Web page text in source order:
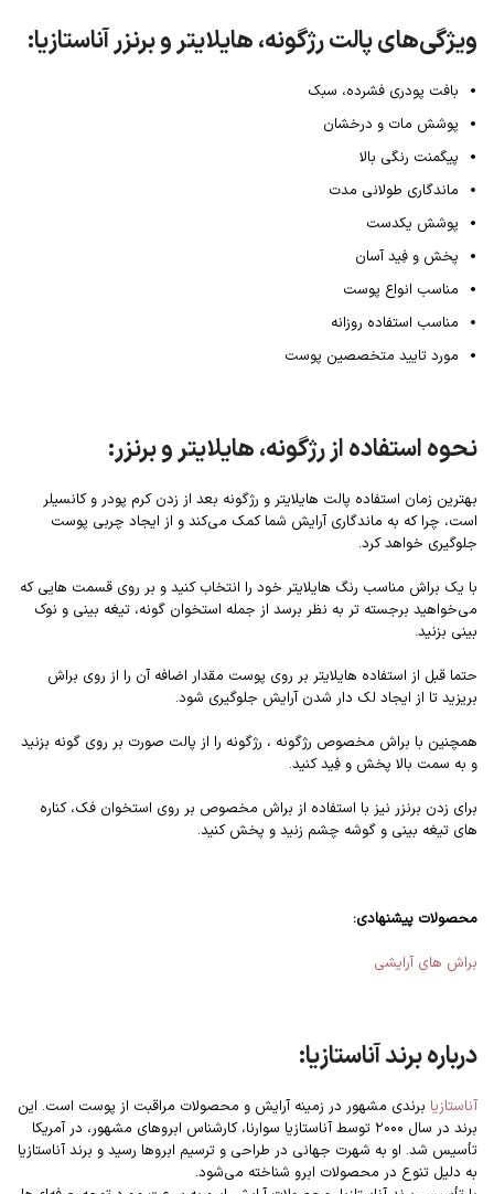
ویژگی‌های پالت رژگونه، هایلایتر و برنزر آناستازیا:
بافت پودری فشرده، سبک
پوشش مات و درخشان
پیگمنت رنگی بالا
ماندگاری طولانی مدت
پوشش یکدست
پخش و فِید آسان
مناسب انواع پوست
مناسب استفاده روزانه
مورد تایید متخصصین پوست
نحوه استفاده از رژگونه، هایلایتر و برنزر:
بهترین زمان استفاده پالت هایلایتر و رژگونه بعد از زدن کرم پودر و کانسیلر
است، چرا که به ماندگاری آرایش شما کمک می‌کند و از ایجاد چربی پوست
جلوگیری خواهد کرد.
با یک براش مناسب رنگ هایلایتر خود را انتخاب کنید و بر روی قسمت هایی که
می‌خواهید برجسته تر به نظر برسد از جمله استخوان گونه، تیغه بینی و نوک
بینی بزنید.
حتما قبل از استفاده هایلایتر بر روی پوست مقدار اضافه آن را از روی براش
بریزید تا از ایجاد لک دار شدن آرایش جلوگیری شود.
همچنین با براش مخصوص رژگونه ، رژگونه را از پالت صورت بر روی گونه بزنید
و به سمت بالا پخش و فِید کنید.
برای زدن برنزر نیز با استفاده از براش مخصوص بر روی استخوان فک، کناره
های تیغه بینی و گوشه چشم زنید و پخش کنید.
محصولات پیشنهادی:
براش های آرایشی
درباره برند آناستازیا:
آناستازیا برندی مشهور در زمینه آرایش و محصولات مراقبت از پوست است. این
برند در سال ۲۰۰۰ توسط آناستازیا سوارنا، کارشناس ابروهای مشهور، در آمریکا
تأسیس شد. او به شهرت جهانی در طراحی و ترسیم ابروها رسید و برند آناستازیا
به دلیل تنوع در محصولات ابرو شناخته می‌شود.